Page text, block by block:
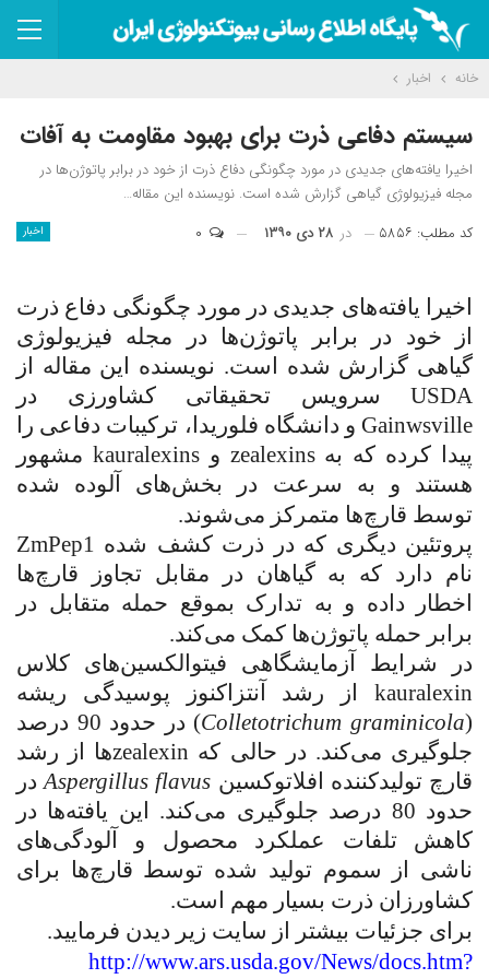
خانه اخبار
سیستم دفاعی ذرت برای بهبود مقاومت به آفات
اخیرا یافته‌های جدیدی در مورد چگونگی دفاع ذرت از خود در برابر پاتوژن‌ها در
مجله فیزیولوژی گیاهی گزارش شده است. نویسنده این مقاله…
اخبار کد مطلب: ۵۸۵۶ در ۲۸ دی ۱۳۹۰
اخیرا یافته‌های جدیدی در مورد چگونگی دفاع ذرت
از خود در برابر پاتوژن‌ها در مجله فیزیولوژی
گیاهی گزارش شده است. نویسنده این مقاله از
USDA سرویس تحقیقاتی کشاورزی در
Gainwsville و دانشگاه فلوریدا، ترکیبات دفاعی را
پیدا کرده که بهzealexins وkauralexins مشهور
هستند و به سرعت در بخش‌های آلوده شده
توسط قارچ‌ها متمرکز می‌شوند.
پروتئین دیگری که در ذرت کشف شده ZmPep1
نام دارد که به گیاهان در مقابل تجاوز قارچ‌ها
اخطار داده و به تدارک بموقع حمله متقابل در
برابر حمله پاتوژن‌ها کمک می‌کند.
در شرایط آزمایشگاهی فیتوالکسین‌های کلاس
kauralexin از رشد آنتزاکنوز پوسیدگی ریشه
(
Colletotrichum graminicola
) در حدود 90 درصد
جلوگیری می‌کند. در حالی که zealexinها از رشد
قارچ تولیدکننده افلاتوکسین Aspergillus flavusدر
حدود 80 درصد جلوگیری می‌کند. این یافته‌ها در
کاهش تلفات عملکرد محصول و آلودگی‌های
ناشی از سموم تولید شده توسط قارچ‌ها برای
کشاورزان ذرت بسیار مهم است.
برای جزئیات بیشتر از سایت زیر دیدن فرمایید.
http://www.ars.usda.gov/News/docs.htm?